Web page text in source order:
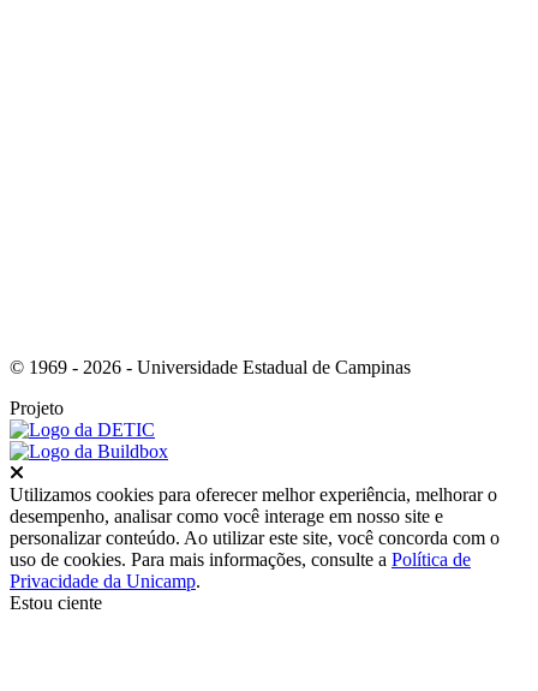
© 1969 - 2026 - Universidade Estadual de Campinas
Projeto
Utilizamos cookies para oferecer melhor experiência, melhorar o
desempenho, analisar como você interage em nosso site e
personalizar conteúdo. Ao utilizar este site, você concorda com o
uso de cookies. Para mais informações, consulte a Política de
Privacidade da Unicamp.
Estou ciente